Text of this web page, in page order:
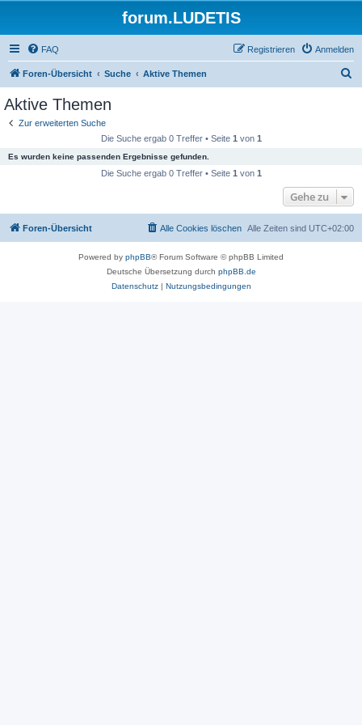
forum.LUDETIS
FAQ Anmelden
Registrieren
Foren-Übersicht Suche Aktive Themen
Aktive Themen
Zur erweiterten Suche
Die Suche ergab 0 Treffer • Seite 1 von 1
Es wurden keine passenden Ergebnisse gefunden.
Die Suche ergab 0 Treffer • Seite 1 von 1
Gehe zu
Foren-Übersicht Alle Zeiten sind UTC+02:00
Alle Cookies löschen
Powered by phpBB® Forum Software © phpBB Limited
Deutsche Übersetzung durch phpBB.de
Datenschutz| Nutzungsbedingungen